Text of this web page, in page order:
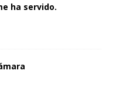
ha servido.